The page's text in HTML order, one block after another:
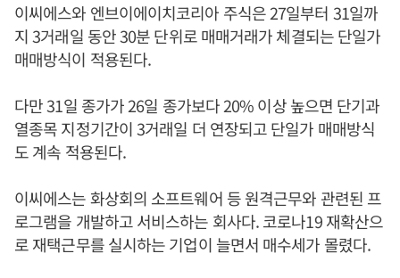
이씨에스와 엔브이에이치코리아 주식은 27일부터 31일까
지 3거래일 동안 30분 단위로 매매거래가 체결되는 단일가
매매방식이 적용된다.
다만 31일 종가가 26일 종가보다 20% 이상 높으면 단기과
열종목 지정기간이 3거래일 더 연장되고 단일가 매매방식
도 계속 적용된다.
이씨에스는 화상회의 소프트웨어 등 원격근무와 관련된 프
로그램을 개발하고 서비스하는 회사다. 코로나19 재확산으
로 재택근무를 실시하는 기업이 늘면서 매수세가 몰렸다.